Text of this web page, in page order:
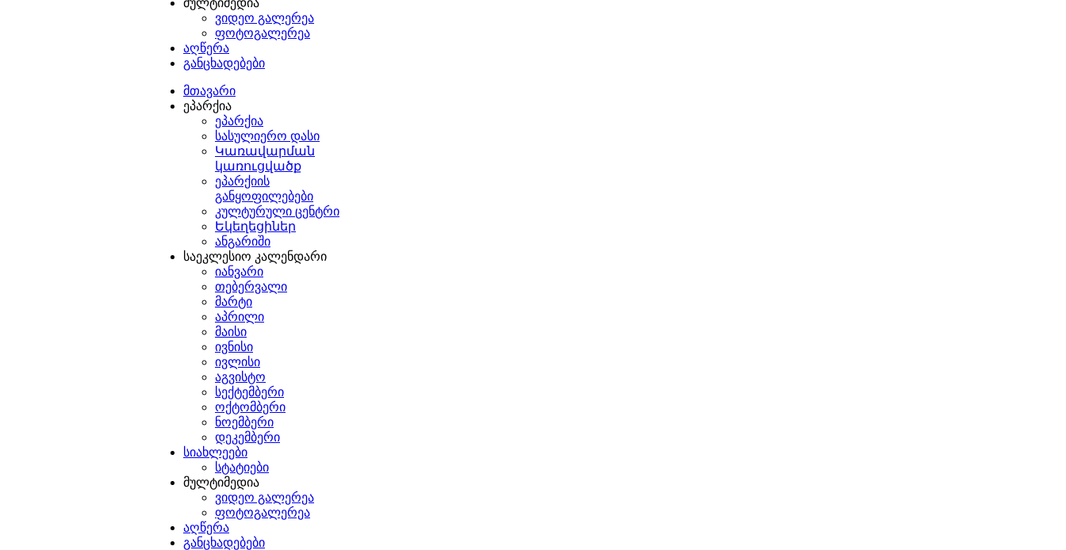
მულტიმედია
ვიდეო გალერეა
ფოტოგალერეა
აღწერა
განცხადებები
მთავარი
ეპარქია
ეპარქია
სასულიერო დასი
Կառավարման
կառուցվածք
ეპარქიის
განყოფილებები
კულტურული ცენტრი
Եկեղեցիներ
ანგარიში
საეკლესიო კალენდარი
იანვარი
თებერვალი
მარტი
აპრილი
მაისი
ივნისი
ივლისი
აგვისტო
სექტემბერი
ოქტომბერი
ნოემბერი
დეკემბერი
სიახლეები
სტატიები
მულტიმედია
ვიდეო გალერეა
ფოტოგალერეა
აღწერა
განცხადებები